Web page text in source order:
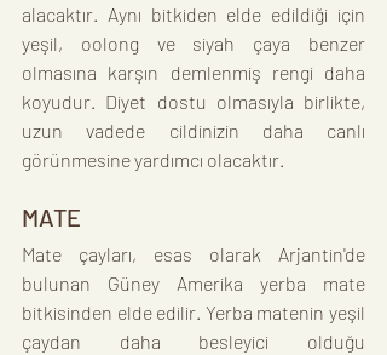
alacaktır. Aynı bitkiden elde edildiği için
yeşil, oolong ve siyah çaya benzer
olmasına karşın demlenmiş rengi daha
koyudur. Diyet dostu olmasıyla birlikte,
uzun vadede cildinizin daha canlı
görünmesine yardımcı olacaktır.
MATE
Mate çayları, esas olarak Arjantin'de
bulunan Güney Amerika yerba mate
bitkisinden elde edilir. Yerba matenin yeşil
çaydan daha besleyici olduğu